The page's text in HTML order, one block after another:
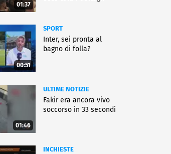
01:37
00:51
SPORT
Inter, sei pronta al
bagno di folla?
01:46
ULTIME NOTIZIE
Fakir era ancora vivo
soccorso in 33 secondi
INCHIESTE